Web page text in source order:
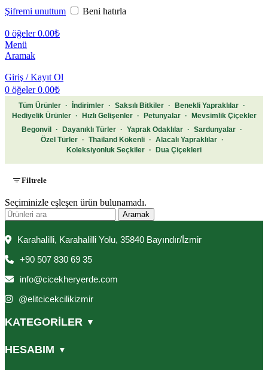
Şifremi unuttum Beni hatırla
0 öğeler 0.00₺
Menü
Aramak
Giriş / Kayıt Ol
0 öğeler 0.00₺
Tüm Ürünler · İndirimler · Saksılı Bitkiler · Benekli Yapraklılar ·
Hediyelik Ürünler
· Hızlı Gelişenler · Petunyalar ·
Mevsimlik Çiçekler
Begonvil
· Dayanıklı Türler · Yaprak Odaklılar · Sardunyalar ·
Özel Türler
· Thailand Kökenli · Alacalı Yapraklılar
·
Koleksiyonluk Seçkiler · Dua Çiçekleri
Filtrele
Seçiminizle eşleşen ürün bulunamadı.
Aramak
Karahalilli, Karahalilli Yolu, 35840 Bayındır/İzmir
+90 507 830 69 35
info@cicekheryerde.com
@elitcicekcilikizmir
KATEGORİLER ▼
HESABIM ▼